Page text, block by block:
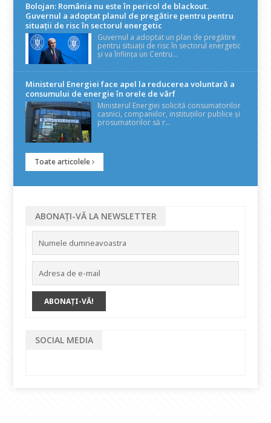
Bolojan: România nu este în pericol de blackout.
Guvernul a adoptat planul de pregătire pentru pentru
situații de risc în sectorul energetic
Guvernul a adoptat un plan de pregătire
pentru situații de risc în sectorul energetic
și va înființa un Centru...
Ministerul Energiei face apel la reducerea voluntară a
consumului de energie în orele de vârf
Ministerul Energiei solicită consumatorilor
casnici, companiilor, instituțiilor publice și
prosumatorilor să r...
Toate articolele
ABONAȚI-VĂ LA NEWSLETTER
SOCIAL MEDIA